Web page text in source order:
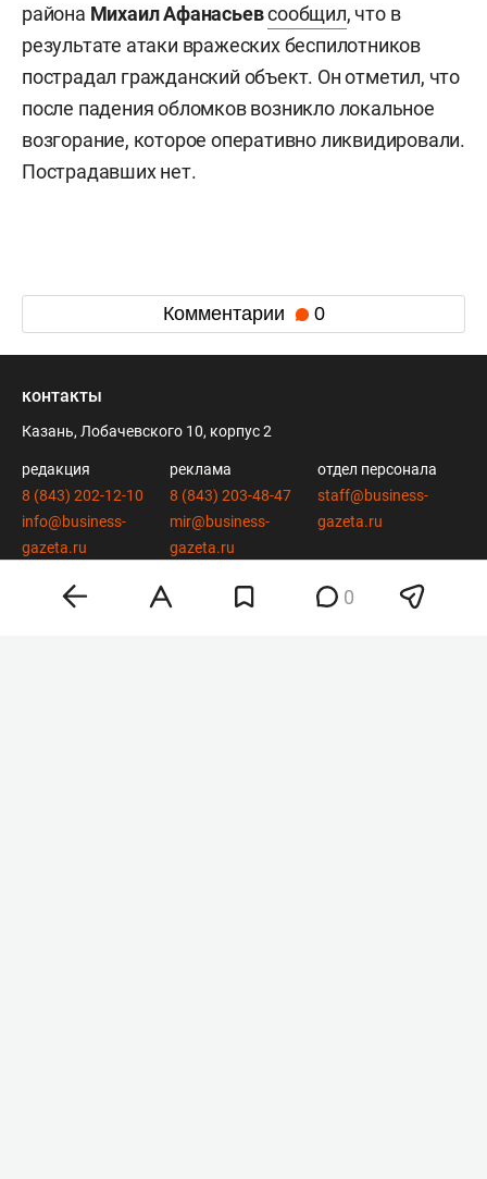
района Михаил Афанасьевсообщил, что в
результате атаки вражеских беспилотников
пострадал гражданский объект. Он отметил, что
после падения обломков возникло локальное
возгорание, которое оперативно ликвидировали.
Пострадавших нет.
Комментарии 0
0
контакты
Казань, Лобачевского 10, корпус 2
редакция
8 (843) 202-12-10
info@business-
gazeta.ru
реклама
8 (843) 203-48-47
mir@business-
gazeta.ru
отдел персонала
staff@business-
gazeta.ru